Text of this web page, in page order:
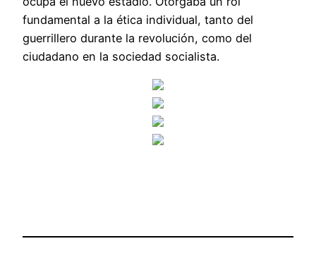
fundamental a la ética individual, tanto del
guerrillero durante la revolución, como del
ciudadano en la sociedad socialista.